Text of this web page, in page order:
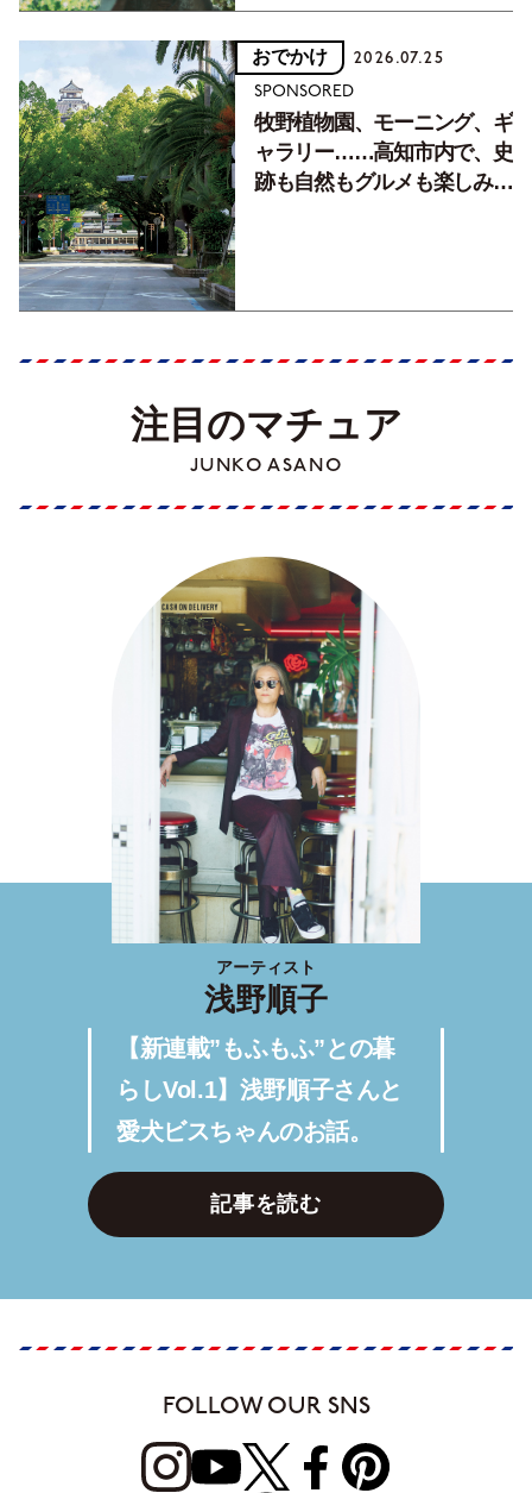
おでかけ 2026.07.25
SPONSORED
牧野植物園、モーニング、ギ
ャラリー……高知市内で、史
跡も自然もグルメも楽しみ尽
注目のマチュア
JUNKO ASANO
アーティスト
浅野順子
【新連載”もふもふ”との暮
らしVol.1】浅野順子さんと
愛犬ビスちゃんのお話。
記事を読む
FOLLOW OUR SNS